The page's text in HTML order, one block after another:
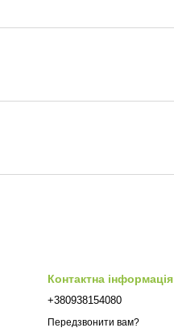
Контактна інформація
+380938154080
Передзвонити вам?